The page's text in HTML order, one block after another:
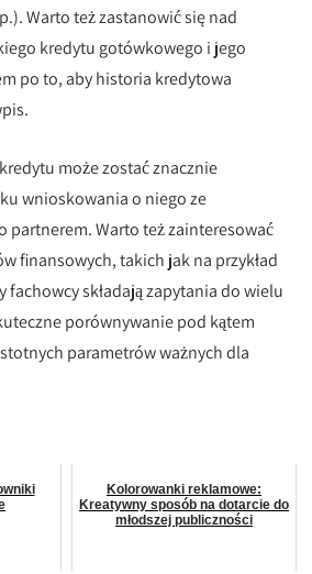
Warto też zastanowić się nad
kredytu gotówkowego i jego
po to, aby historia kredytowa
może zostać znacznie
wnioskowania o niego ze
partnerem. Warto też zainteresować
finansowych, takich jak na przykład
fachowcy składają zapytania do wielu
porównywanie pod kątem
parametrów ważnych dla
Kolorowanki reklamowe:
Kreatywny sposób na dotarcie do
młodszej publiczności